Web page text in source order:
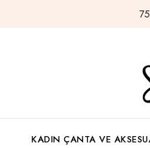
KADIN ÇANTA VE